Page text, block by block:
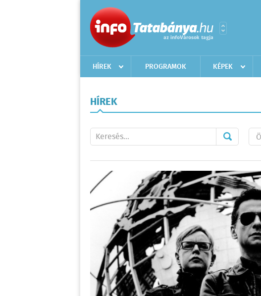
HÍREK PROGRAMOK KÉPEK
HÍREK